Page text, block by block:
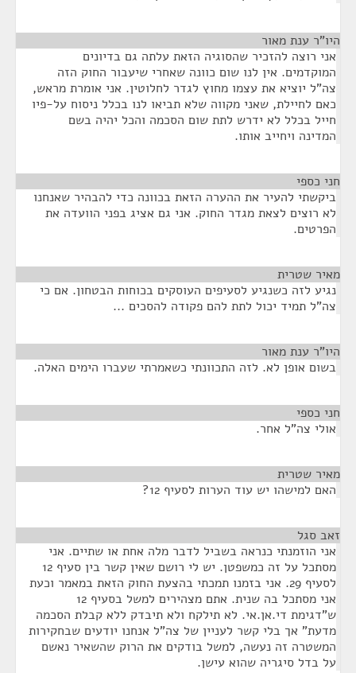
היו"ר ענת מאור
אני רוצה להזכיר שהסוגיה הזאת עלתה גם בדיונים
המוקדמים. אין לנו שום כוונה שאחרי שיעבור החוק הזה
צה"ל יוציא את עצמו מחוץ לגדר לחלוטין. אני אומרת מראש,
כאם לחיילת, שאני מקווה שלא תביאו לנו בכלל ניסוח על-פיו
חייל בכלל לא ידרש לתת שום הסכמה והכל יהיה בשם
המדינה ויחייב אותו.
חני כספי
ביקשתי להעיר את ההערה הזאת בכוונה כדי להבהיר שאנחנו
לא רוצים לצאת מגדר החוק. אני גם אציג בפני הוועדה את
הפרטים.
מאיר שטרית
נגיע לזה כשנגיע לסעיפים העוסקים בכוחות הבטחון. אם כי
צה"ל תמיד יכול לתת להם פקודה להסכים ...
היו"ר ענת מאור
בשום אופן לא. לזה התכוונתי כשאמרתי שעברו הימים האלה.
חני כספי
אולי צה"ל אחר.
מאיר שטרית
האם למישהו יש עוד הערות לסעיף 12?
זאב סגל
אני הוזמנתי כנראה בשביל לדבר מלה אחת או שתיים. אני
מסתכל על זה כמשפטן. יש לי רושם שאין קשר בין סעיף 12
לסעיף 29. אני בזמנו תמכתי בהצעת החוק הזאת במאמר וכעת
אני מסתכל בה שנית. אתם מצהירים למשל בסעיף 12
ש"דגימת די.אן.אי. לא תילקח ולא תיבדק ללא קבלת הסכמה
מדעת" אך בלי קשר לעניין של צה"ל אנחנו יודעים שבחקירות
המשטרה זה נעשה, למשל בודקים את הרוק שהשאיר נאשם
על בדל סיגריה שהוא עישן.